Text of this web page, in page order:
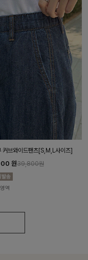
커브와이드팬츠[S,M,L사이즈]
원39,800원
역